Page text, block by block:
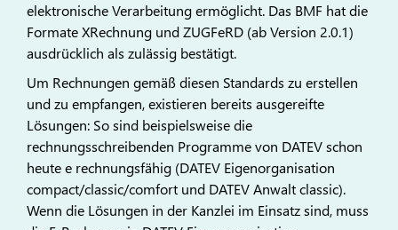
elektronische Verarbeitung ermöglicht. Das BMF hat die
Formate XRechnung und ZUGFeRD (ab Version 2.0.1)
ausdrücklich als zulässig bestätigt.
Um Rechnungen gemäß diesen Standards zu erstellen
und zu empfangen, existieren bereits ausgereifte
Lösungen: So sind beispielsweise die
rechnungsschreibenden Programme von DATEV schon
heute e rechnungsfähig (DATEV Eigenorganisation
compact/classic/comfort und DATEV Anwalt classic).
Wenn die Lösungen in der Kanzlei im Einsatz sind, muss